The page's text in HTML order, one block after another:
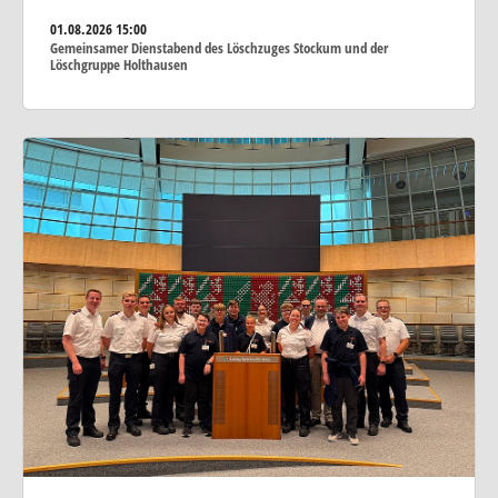
01.08.202615:00
Gemeinsamer Dienstabend des Löschzuges Stockum und der
Löschgruppe Holthausen